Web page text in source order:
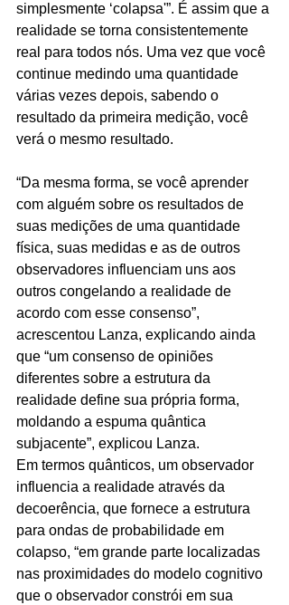
simplesmente ‘colapsa'”. É assim que a
realidade se torna consistentemente
real para todos nós. Uma vez que você
continue medindo uma quantidade
várias vezes depois, sabendo o
resultado da primeira medição, você
verá o mesmo resultado.
“Da mesma forma, se você aprender
com alguém sobre os resultados de
suas medições de uma quantidade
física, suas medidas e as de outros
observadores influenciam uns aos
outros congelando a realidade de
acordo com esse consenso”,
acrescentou Lanza, explicando ainda
que “um consenso de opiniões
diferentes sobre a estrutura da
realidade define sua própria forma,
moldando a espuma quântica
subjacente”, explicou Lanza.
Em termos quânticos, um observador
influencia a realidade através da
decoerência, que fornece a estrutura
para ondas de probabilidade em
colapso, “em grande parte localizadas
nas proximidades do modelo cognitivo
que o observador constrói em sua